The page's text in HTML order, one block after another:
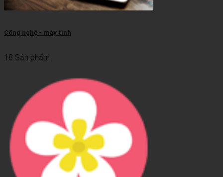
Công nghệ - máy tính
18 Sản phẩm